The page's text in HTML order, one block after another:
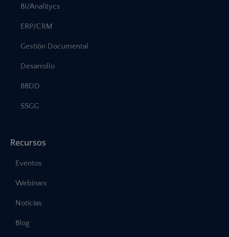
BI/Analitycs
ERP/CRM
Gestión Documental
Desarrollo
BBDD
SSGG
Recursos
Eventos
Webinars
Noticias
Blog